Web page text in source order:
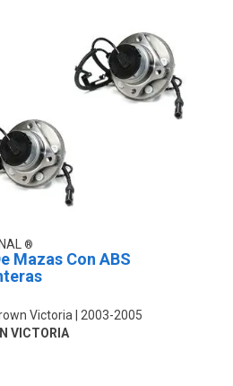
Mazas Con ABS
Victoria 2003-2005
VICTORIA